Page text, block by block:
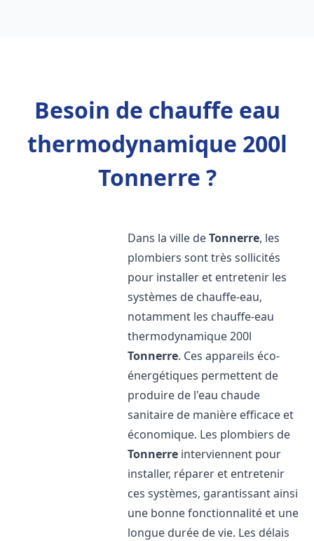
Besoin de chauffe eau
thermodynamique 200l
Tonnerre ?
Dans la ville deTonnerre, les
plombiers sont très sollicités
pour installer et entretenir les
systèmes de chauffe-eau,
notamment les chauffe-eau
thermodynamique 200l
Tonnerre. Ces appareils éco-
énergétiques permettent de
produire de l'eau chaude
sanitaire de manière efficace et
économique. Les plombiers de
Tonnerre interviennent pour
installer, réparer et entretenir
ces systèmes, garantissant ainsi
une bonne fonctionnalité et une
longue durée de vie. Les délais